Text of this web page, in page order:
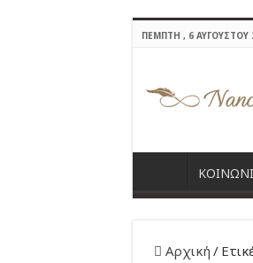
ΠΈΜΠΤΗ , 6 ΑΥΓΟΎΣΤΟΥ
Αρχική /